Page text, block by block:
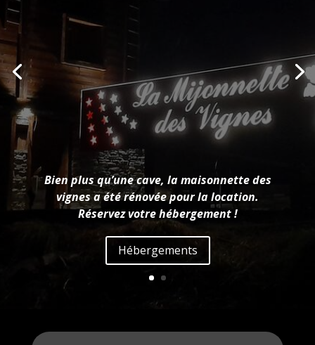
Bien plus qu’une cave, la maisonnette des
vignes a été rénovée pour la location.
Réservez votre hébergement !
Hébergements